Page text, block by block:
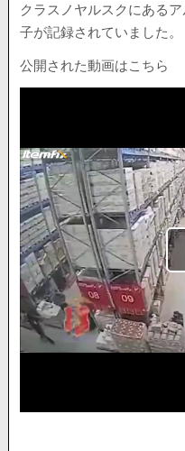
クラスノヤルスクにある
子が記録されていました。
公開された動画はこちら